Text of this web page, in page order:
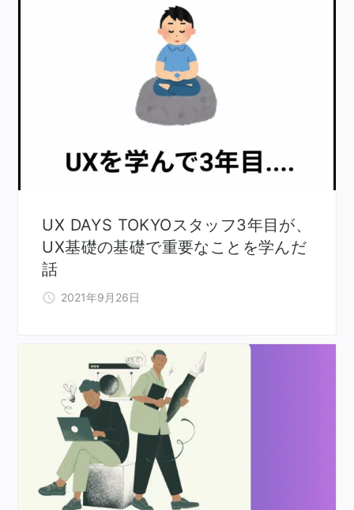
UX DAYS TOKYOスタッフ3年目が、
UX基礎の基礎で重要なことを学んだ
話
2021年9月26日